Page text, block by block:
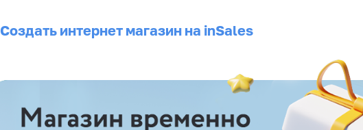
Создать интернет магазин на inSales